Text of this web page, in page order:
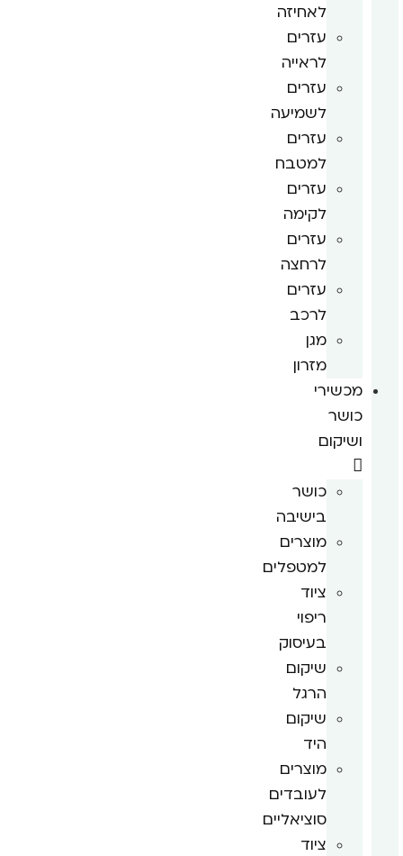
לאחיזה
עזרים
לראייה
עזרים
לשמיעה
עזרים
למטבח
עזרים
לקימה
עזרים
לרחצה
עזרים
לרכב
מגן
מזרון
מכשירי
כושר
ושיקום
כושר
בישיבה
מוצרים
למטפלים
ציוד
ריפוי
בעיסוק
שיקום
הרגל
שיקום
היד
מוצרים
לעובדים
סוציאליים
ציוד